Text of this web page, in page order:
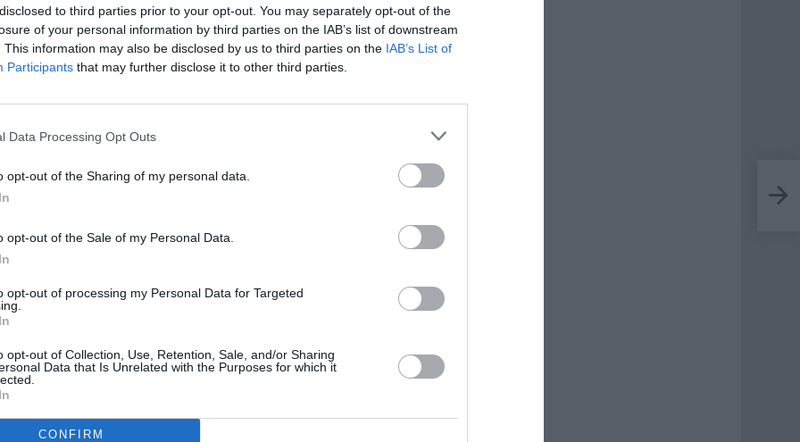
to third parties prior to your opt-out. You may separately opt-out of the
of your personal information by third parties on the IAB’s list of downstream
This information may also be disclosed by us to third parties on the IAB’s List of
Participants that may further disclose it to other third parties.
Data Processing Opt Outs
opt-out of the Sharing of my personal data.
opt-out of the Sale of my Personal Data.
opt-out of processing my Personal Data for Targeted
opt-out of Collection, Use, Retention, Sale, and/or Sharing
Data that Is Unrelated with the Purposes for which it
CONFIRM
Eperviers du Togo seront absents à la
de football. Emmanuel Adebayor Sheyi et
à Tamalé, se sont inclinés (1-3),
une équipe séduisante des Blacks Stars
Asamoah et d’André Ayew.
dans le match, les poulains de Tchanilé
ont vite été coupés dans leur élan suite à
Perdus à cause de cette réalisation, le Togo
le 2ème but, suite à un superbe lobe signé
Wakaso. Le milieu a vu la sortie d’Agassa